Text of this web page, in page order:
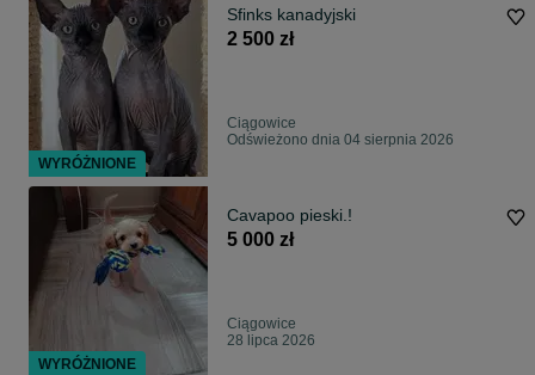
Sfinks kanadyjski
2 500 zł
Ciągowice
Odświeżono dnia 04 sierpnia 2026
Cavapoo pieski.!
5 000 zł
Ciągowice
28 lipca 2026
WYRÓŻNIONE
WYRÓŻNIONE